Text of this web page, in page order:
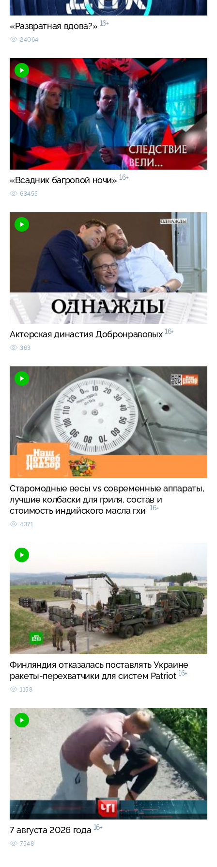
«Развратная вдова?» 16+
24064
«Всадник багровой ночи» 16+
63455
Актерская династия Добронравовых 16+
363
Старомодные весы vs современные аппараты,
лучшие колбаски для гриля, состав и
стоимость индийского масла гхи 16+
4371
Финляндия отказалась поставлять Украине
ракеты-перехватчики для систем Patriot 16+
1158
7 августа 2026 года 16+
7548